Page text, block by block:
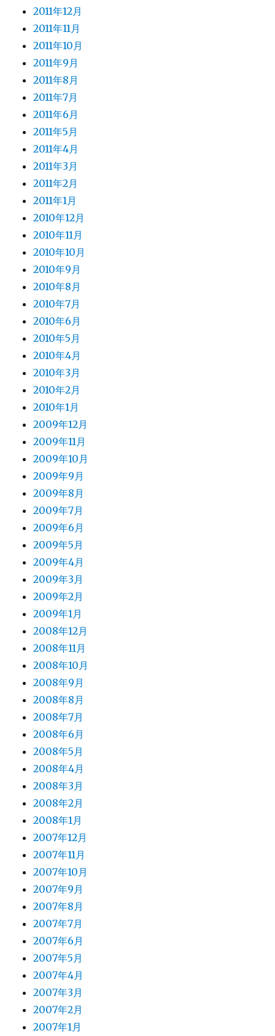
2011年12月
2011年11月
2011年10月
2011年9月
2011年8月
2011年7月
2011年6月
2011年5月
2011年4月
2011年3月
2011年2月
2011年1月
2010年12月
2010年11月
2010年10月
2010年9月
2010年8月
2010年7月
2010年6月
2010年5月
2010年4月
2010年3月
2010年2月
2010年1月
2009年12月
2009年11月
2009年10月
2009年9月
2009年8月
2009年7月
2009年6月
2009年5月
2009年4月
2009年3月
2009年2月
2009年1月
2008年12月
2008年11月
2008年10月
2008年9月
2008年8月
2008年7月
2008年6月
2008年5月
2008年4月
2008年3月
2008年2月
2008年1月
2007年12月
2007年11月
2007年10月
2007年9月
2007年8月
2007年7月
2007年6月
2007年5月
2007年4月
2007年3月
2007年2月
2007年1月